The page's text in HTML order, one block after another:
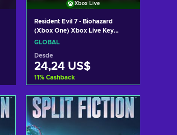
Xbox Live
Resident Evil 7 - Biohazard
(Xbox One) Xbox Live Key
GLOBAL
GLOBAL
Desde
24,24 US$
11% Cashback
Añadir al carrito
Ver ofertas